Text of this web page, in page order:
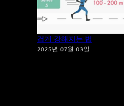
겁게 강해지는 법
2025년 07월 03일